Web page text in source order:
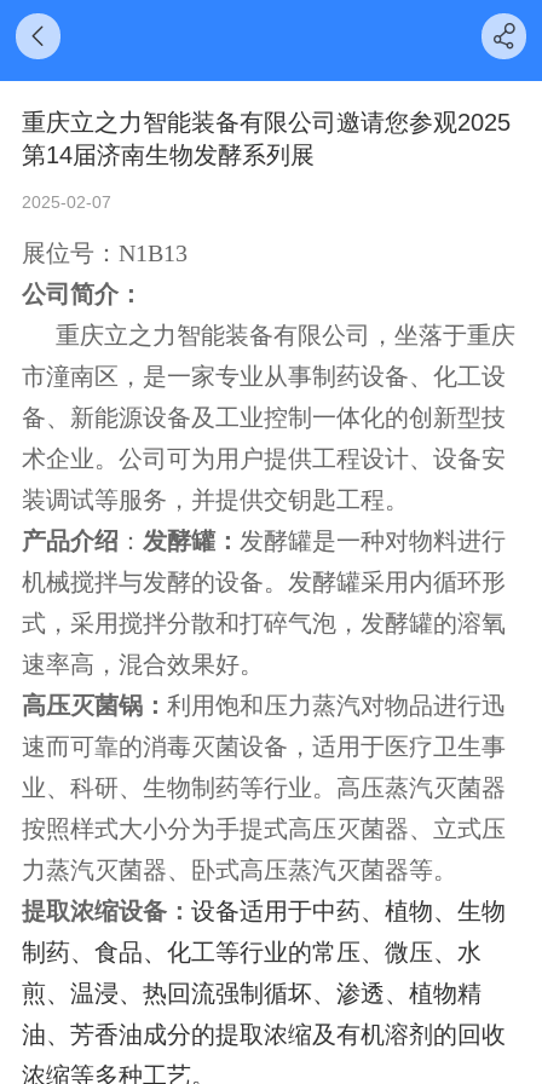
重庆立之力智能装备有限公司邀请您参观2025
第14届济南生物发酵系列展
2025-02-07
展位号：N1B13
公司简介：
重庆立之力智能装备有限公司，坐落于重庆
市潼南区，是一家专业从事制药设备、化工设
备、新能源设备及工业控制一体化的创新型技
术企业。公司可为用户提供工程设计、设备安
装调试等服务，并提供交钥匙工程。
产品介绍 ：发酵罐： 发酵罐是一种对物料进行
机械搅拌与发酵的设备。发酵罐采用内循环形
式，采用搅拌分散和打碎气泡，发酵罐的溶氧
速率高，混合效果好。
高压灭菌锅：利用饱和压力蒸汽对物品进行迅
速而可靠的消毒灭菌设备，适用于医疗卫生事
业、科研、生物制药等行业。高压蒸汽灭菌器
按照样式大小分为手提式高压灭菌器、立式压
力蒸汽灭菌器、卧式高压蒸汽灭菌器等。
提取浓缩设备：设备适用于中药、植物、生物
制药、食品、化工等行业的常压、微压、水
煎、温浸、热回流强制循坏、渗透、植物精
油、芳香油成分的提取浓缩及有机溶剂的回收
浓缩等多种工艺。